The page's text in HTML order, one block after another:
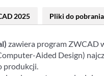
-
2025 Pliki do pobrania
zawiera program ZWCAD
Aided Design)
produkcji.